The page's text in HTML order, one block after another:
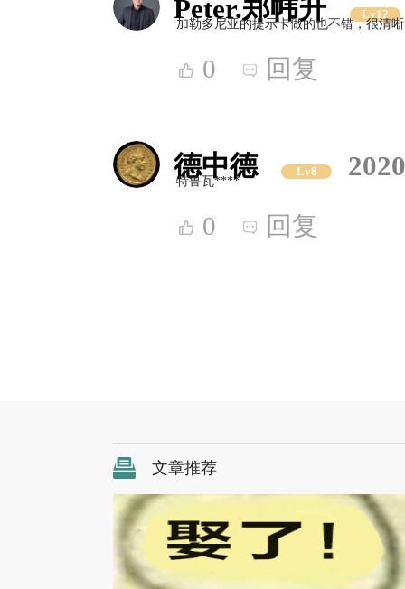
Peter.郑帏升 Lv12
加勒多尼亚的提示卡做的也不错，很清晰
0 回复
德中德 Lv8
特鲁瓦****
0 回复
文章推荐